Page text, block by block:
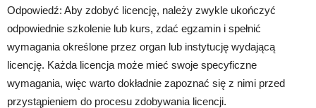
Odpowiedź: Aby zdobyć licencję, należy zwykle ukończyć
odpowiednie szkolenie lub kurs, zdać egzamin i spełnić
wymagania określone przez organ lub instytucję wydającą
licencję. Każda licencja może mieć swoje specyficzne
wymagania, więc warto dokładnie zapoznać się z nimi przed
przystąpieniem do procesu zdobywania licencji.